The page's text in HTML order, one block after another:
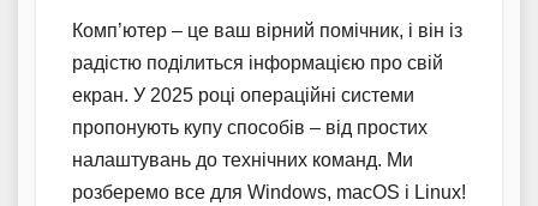
Комп’ютер – це ваш вірний помічник, і він із
радістю поділиться інформацією про свій
екран. У 2025 році операційні системи
пропонують купу способів – від простих
налаштувань до технічних команд. Ми
розберемо все для Windows, macOS і Linux!